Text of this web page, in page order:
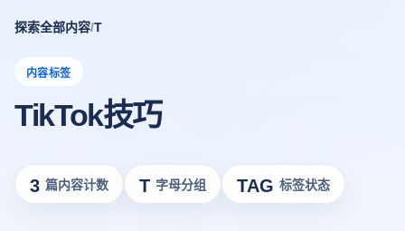
探索全部内容/T
内容标签
TikTok技巧
3 篇内容计数 T 字母分组 TAG 标签状态